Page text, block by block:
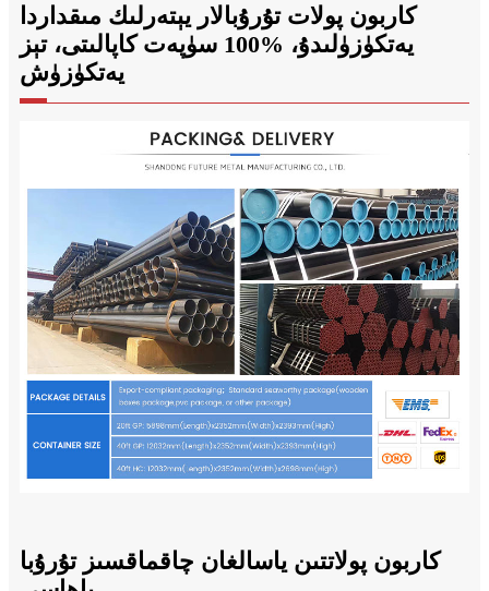
كاربون پولات تۇرۇبالار يېتەرلىك مىقداردا
يەتكۈزۈلىدۇ، %100 سۈپەت كاپالىتى، تېز
يەتكۈزۈش
كاربون پولاتتىن ياسالغان چاقماقسىز تۇرۇبا